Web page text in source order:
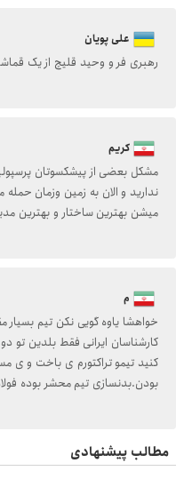
علی پویان
رهبری فر و وحید قلیچ از یک
کریم
مشکل بعضی از پیشکسوتان
ندارید و الان به زمین وزمان
میشن بهترین ساختار و بهترین
م
خواهشا یاوه گویی نکن تیم بسیار
کارشناسان ایرانی فقط بلدین تو
کنید تیمو تراکتورم ی باخت و ی
بودن.بدنسازی تیم محشر بوده فولاد دقیقه۸۰بریدنزارین
مطالب پیشنهادی